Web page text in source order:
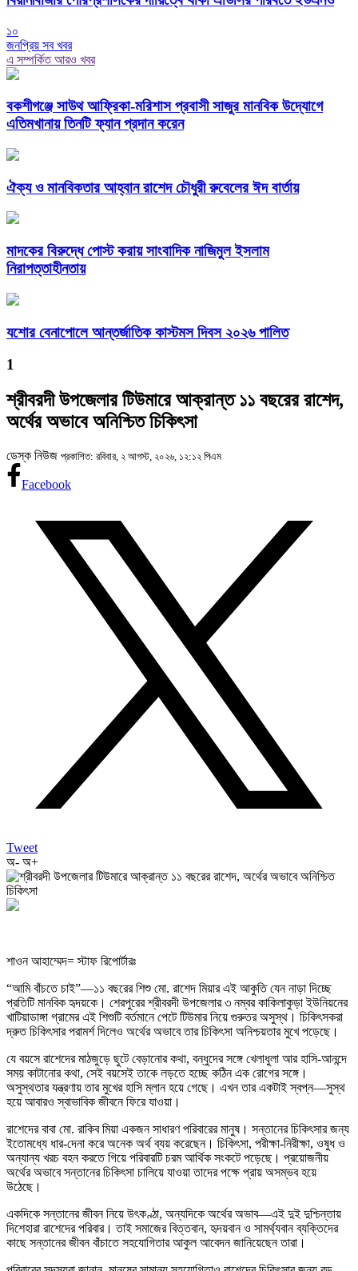
১০
জনপ্রিয় সব খবর
এ সম্পর্কিত আরও খবর
বকশীগঞ্জে সাউথ আফ্রিকা-মরিশাস প্রবাসী সাজুর মানবিক উদ্যোগে
এতিমখানায় তিনটি ফ্যান প্রদান করেন
ঐক্য ও মানবিকতার আহ্বান রাশেদ চৌধুরী রুবেলের ঈদ বার্তায়
মাদকের বিরুদ্ধে পোস্ট করায় সাংবাদিক নাজিমুল ইসলাম
নিরাপত্তাহীনতায়
যশোর বেনাপোলে আন্তর্জাতিক কাস্টমস দিবস ২০২৬ পালিত
1
শ্রীবরদী উপজেলার টিউমারে আক্রান্ত ১১ বছরের রাশেদ,
অর্থের অভাবে অনিশ্চিত চিকিৎসা
ডেস্ক নিউজ প্রকাশিত: রবিবার, ২ আগস্ট, ২০২৬, ১২:১২ পিএম
Facebook
Tweet
অ- অ+
শাওন আহাম্মেদ= স্টাফ রিপোর্টারঃ
“আমি বাঁচতে চাই”—১১ বছরের শিশু মো. রাশেদ মিয়ার এই আকুতি যেন নাড়া দিচ্ছে
প্রতিটি মানবিক হৃদয়কে। শেরপুরের শ্রীবরদী উপজেলার ৩ নম্বর কাকিলাকুড়া ইউনিয়নের
খাটিয়াডাঙ্গা গ্রামের এই শিশুটি বর্তমানে পেটে টিউমার নিয়ে গুরুতর অসুস্থ। চিকিৎসকরা
দ্রুত চিকিৎসার পরামর্শ দিলেও অর্থের অভাবে তার চিকিৎসা অনিশ্চয়তার মুখে পড়েছে।
যে বয়সে রাশেদের মাঠজুড়ে ছুটে বেড়ানোর কথা, বন্ধুদের সঙ্গে খেলাধুলা আর হাসি-আনন্দে
সময় কাটানোর কথা, সেই বয়সেই তাকে লড়তে হচ্ছে কঠিন এক রোগের সঙ্গে।
অসুস্থতার যন্ত্রণায় তার মুখের হাসি ম্লান হয়ে গেছে। এখন তার একটাই স্বপ্ন—সুস্থ
হয়ে আবারও স্বাভাবিক জীবনে ফিরে যাওয়া।
রাশেদের বাবা মো. রাকিব মিয়া একজন সাধারণ পরিবারের মানুষ। সন্তানের চিকিৎসার জন্য
ইতোমধ্যে ধার-দেনা করে অনেক অর্থ ব্যয় করেছেন। চিকিৎসা, পরীক্ষা-নিরীক্ষা, ওষুধ ও
অন্যান্য খরচ বহন করতে গিয়ে পরিবারটি চরম আর্থিক সংকটে পড়েছে। প্রয়োজনীয়
অর্থের অভাবে সন্তানের চিকিৎসা চালিয়ে যাওয়া তাদের পক্ষে প্রায় অসম্ভব হয়ে
উঠেছে।
একদিকে সন্তানের জীবন নিয়ে উৎকণ্ঠা, অন্যদিকে অর্থের অভাব—এই দুই দুশ্চিন্তায়
দিশেহারা রাশেদের পরিবার। তাই সমাজের বিত্তবান, হৃদয়বান ও সামর্থ্যবান ব্যক্তিদের
কাছে সন্তানের জীবন বাঁচাতে সহযোগিতার আকুল আবেদন জানিয়েছেন তারা।